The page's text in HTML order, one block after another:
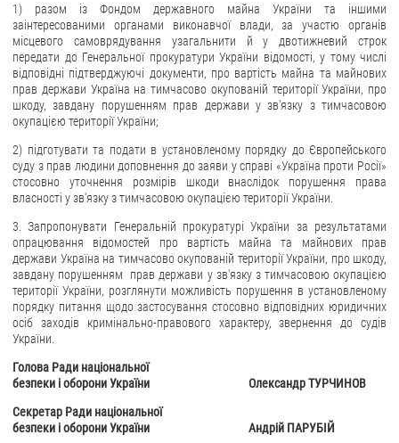
1) разом із Фондом державного майна України та іншими
заінтересованими органами виконавчої влади, за участю органів
місцевого самоврядування узагальнити й у двотижневий строк
передати до Генеральної прокуратури України відомості, у тому числі
відповідні підтверджуючі документи, про вартість майна та майнових
прав держави Україна на тимчасово окупованій території України, про
шкоду, завдану порушенням прав держави у зв'язку з тимчасовою
окупацією території України;
2) підготувати та подати в установленому порядку до Європейського
суду з прав людини доповнення до заяви у справі «Україна проти Росії»
стосовно уточнення розмірів шкоди внаслідок порушення права
власності у зв'язку з тимчасовою окупацією території України.
3. Запропонувати Генеральній прокуратурі України за результатами
опрацювання відомостей про вартість майна та майнових прав
держави Україна на тимчасово окупованій території України, про шкоду,
завдану порушенням прав держави у зв'язку з тимчасовою окупацією
території України, розглянути можливість порушення в установленому
порядку питання щодо застосування стосовно відповідних юридичних
осіб заходів кримінально-правового характеру, звернення до судів
України.
Голова Ради національної
безпеки і оборони України Олександр ТУРЧИНОВ
Секретар Ради національної
безпеки і оборони України Андрій ПАРУБІЙ